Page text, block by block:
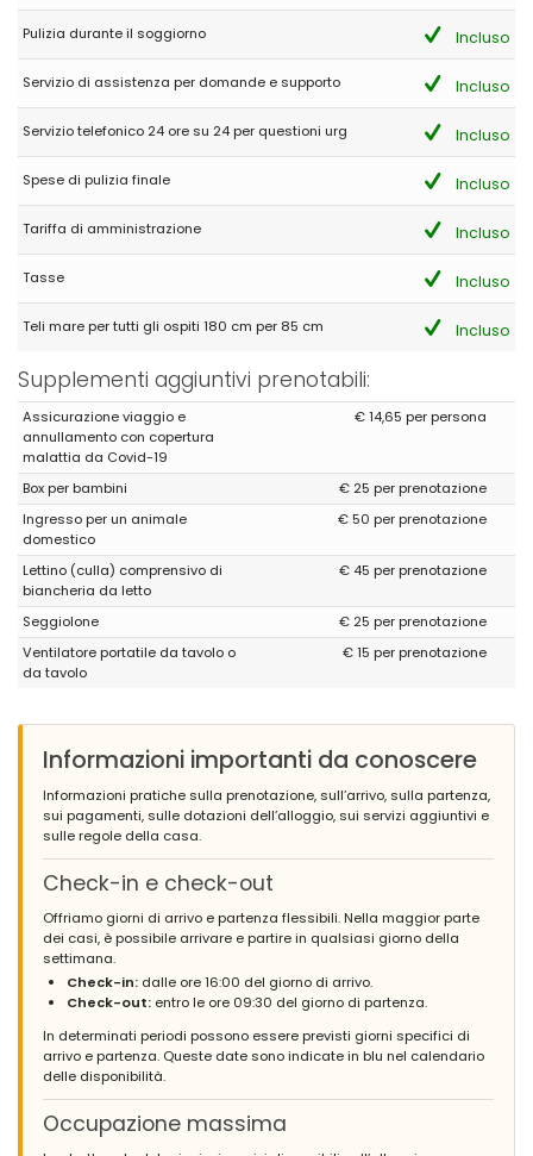
Pulizia durante il soggiorno Incluso
Servizio di assistenza per domande e supporto Incluso
Servizio telefonico 24 ore su 24 per questioni urg Incluso
Spese di pulizia finale Incluso
Tariffa di amministrazione Incluso
Tasse Incluso
Teli mare per tutti gli ospiti 180 cm per 85 cm Incluso
Supplementi aggiuntivi prenotabili:
Assicurazione viaggio e
annullamento con copertura
malattia da Covid-19
€ 14,65 per persona
Box per bambini
€ 25 per prenotazione
Ingresso per un animale
domestico
€ 50 per prenotazione
Lettino (culla) comprensivo di
biancheria da letto
€ 45 per prenotazione
Seggiolone
€ 25 per prenotazione
Ventilatore portatile da tavolo o
da tavolo
€ 15 per prenotazione
Informazioni importanti da conoscere
Informazioni pratiche sulla prenotazione, sull’arrivo, sulla partenza,
sui pagamenti, sulle dotazioni dell’alloggio, sui servizi aggiuntivi e
sulle regole della casa.
Check-in e check-out
Offriamo giorni di arrivo e partenza flessibili. Nella maggior parte
dei casi, è possibile arrivare e partire in qualsiasi giorno della
settimana.
Check-in: dalle ore 16:00 del giorno di arrivo.
Check-out: entro le ore 09:30 del giorno di partenza.
In determinati periodi possono essere previsti giorni specifici di
arrivo e partenza. Queste date sono indicate in blu nel calendario
delle disponibilità.
Occupazione massima